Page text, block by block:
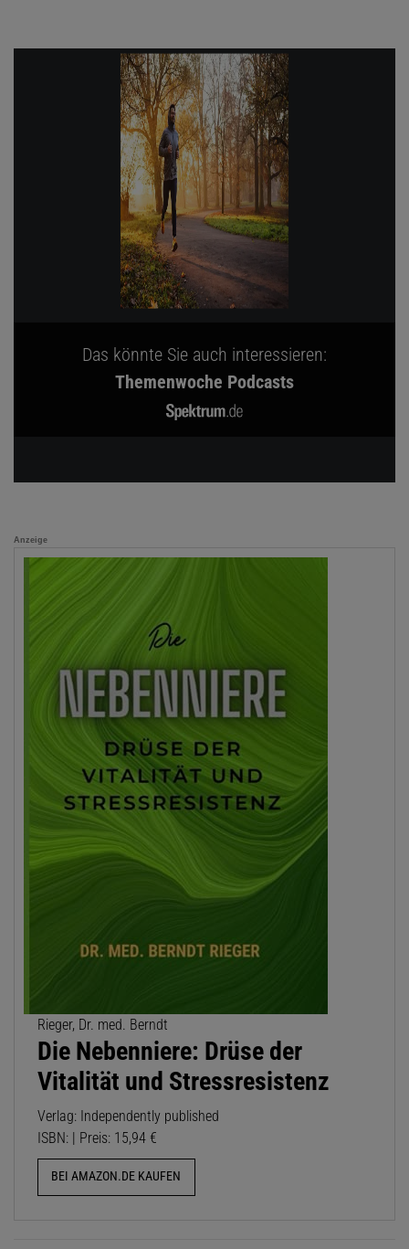
Das könnte Sie auch interessieren:
Themenwoche Podcasts
Anzeige
Rieger, Dr. med. Berndt
Die Nebenniere: Drüse der
Vitalität und Stressresistenz
Verlag: Independently published
ISBN: | Preis: 15,94 €
BEI AMAZON.DE KAUFEN